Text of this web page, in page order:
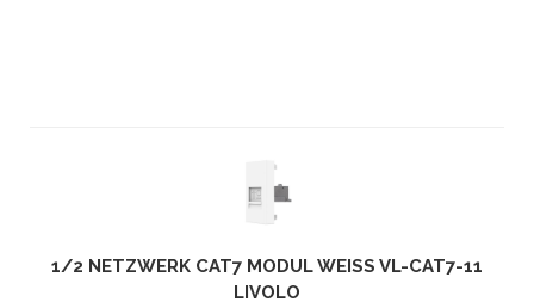
1/2 NETZWERK CAT7 MODUL WEISS VL-CAT7-11 L
IVOLO